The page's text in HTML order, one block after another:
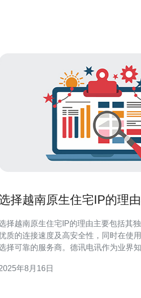
择越南原生住宅IP的理
择越南原生住宅IP的理由主要包括其独
质的连接速度及高安全性，同时在使
择可靠的服务商。德讯电讯作为业界
利享受越南的网络资源。 越南原生住宅IP的优势 越南的
年8月16日